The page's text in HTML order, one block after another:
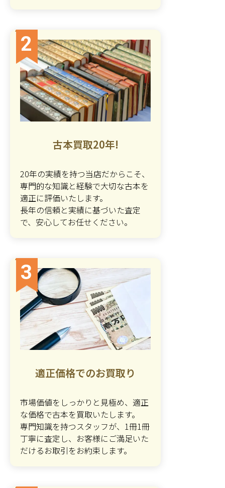
2
古本買取20年!
20年の実績を持つ当店だからこそ、
専門的な知識と経験で大切な古本を
適正に評価いたします。
長年の信頼と実績に基づいた査定
で、安心してお任せください。
3
適正価格でのお買取り
市場価値をしっかりと見極め、適正
な価格で古本を買取いたします。
専門知識を持つスタッフが、1冊1冊
丁寧に査定し、お客様にご満足いた
だけるお取引をお約束します。